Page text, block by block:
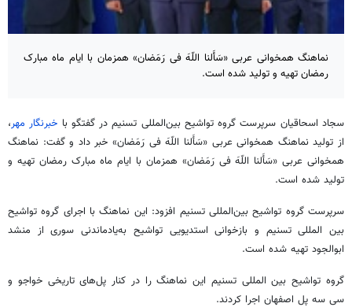
نماهنگ همخوانی عربی «سَأَلنا اللّهَ فی رَمَضان» همزمان با ایام ماه مبارک
رمضان تهیه و تولید شده است.
سجاد اسحاقیان سرپرست گروه تواشیح بین‌المللی تسنیم در گفتگو با خبرنگار مهر،
از تولید نماهنگ همخوانی عربی «سَأَلنا اللّهَ فی رَمَضان» خبر داد و گفت: نماهنگ
همخوانی عربی «سَأَلنا اللّهَ فی رَمَضان» همزمان با ایام ماه مبارک رمضان تهیه و
تولید شده است.
سرپرست گروه تواشیح بین‌المللی تسنیم افزود: این نماهنگ با اجرای گروه تواشیح
بین المللی تسنیم و بازخوانی استدیویی تواشیح به‌یادماندنی سوری از منشد
ابوالجود تهیه شده است.
گروه تواشیح بین المللی تسنیم این نماهنگ را در کنار پل‌های تاریخی خواجو و
سی سه پل اصفهان اجرا کردند.